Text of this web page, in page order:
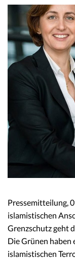
Pressemitteilung,
islamistischen
Grenzschutz geht
Die Grünen haben
islamistischen